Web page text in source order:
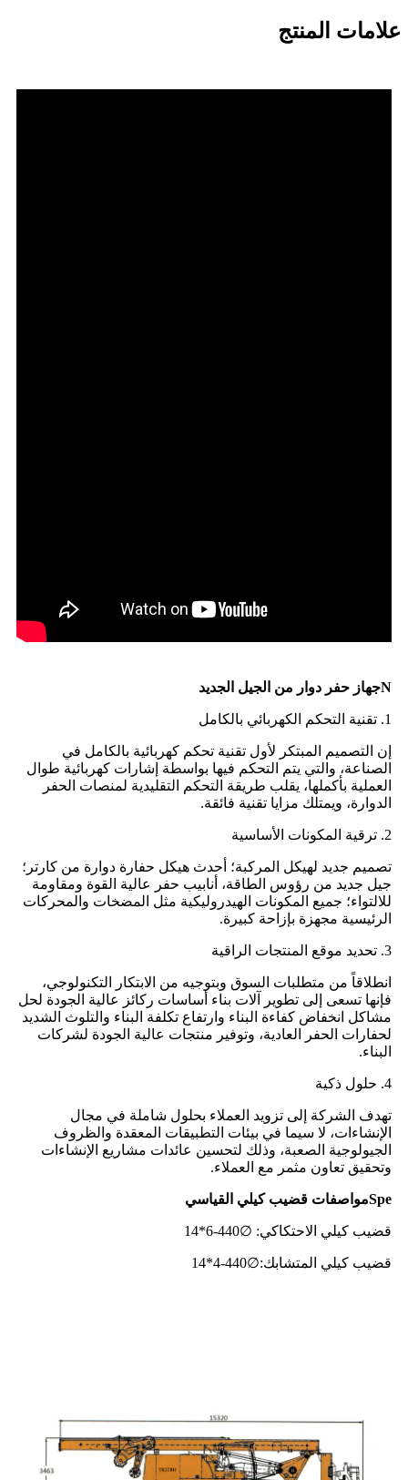
علامات المنتج
Nجهاز حفر دوار من الجيل الجديد
1. تقنية التحكم الكهربائي بالكامل
إن التصميم المبتكر لأول تقنية تحكم كهربائية بالكامل في
الصناعة، والتي يتم التحكم فيها بواسطة إشارات كهربائية طوال
العملية بأكملها، يقلب طريقة التحكم التقليدية لمنصات الحفر
الدوارة، ويمتلك مزايا تقنية فائقة.
2. ترقية المكونات الأساسية
تصميم جديد لهيكل المركبة؛ أحدث هيكل حفارة دوارة من كارتر؛
جيل جديد من رؤوس الطاقة، أنابيب حفر عالية القوة ومقاومة
للالتواء؛ جميع المكونات الهيدروليكية مثل المضخات والمحركات
الرئيسية مجهزة بإزاحة كبيرة.
3. تحديد موقع المنتجات الراقية
انطلاقاً من متطلبات السوق وبتوجيه من الابتكار التكنولوجي،
فإنها تسعى إلى تطوير آلات بناء أساسات ركائز عالية الجودة لحل
مشاكل انخفاض كفاءة البناء وارتفاع تكلفة البناء والتلوث الشديد
لحفارات الحفر العادية، وتوفير منتجات عالية الجودة لشركات
البناء.
4. حلول ذكية
تهدف الشركة إلى تزويد العملاء بحلول شاملة في مجال
الإنشاءات، لا سيما في بيئات التطبيقات المعقدة والظروف
الجيولوجية الصعبة، وذلك لتحسين عائدات مشاريع الإنشاءات
وتحقيق تعاون مثمر مع العملاء.
Spe مواصفات قضيب كيلي القياسي
قضيب كيلي الاحتكاكي: ∅ 440-6*14
قضيب كيلي المتشابك:∅
440-4*14